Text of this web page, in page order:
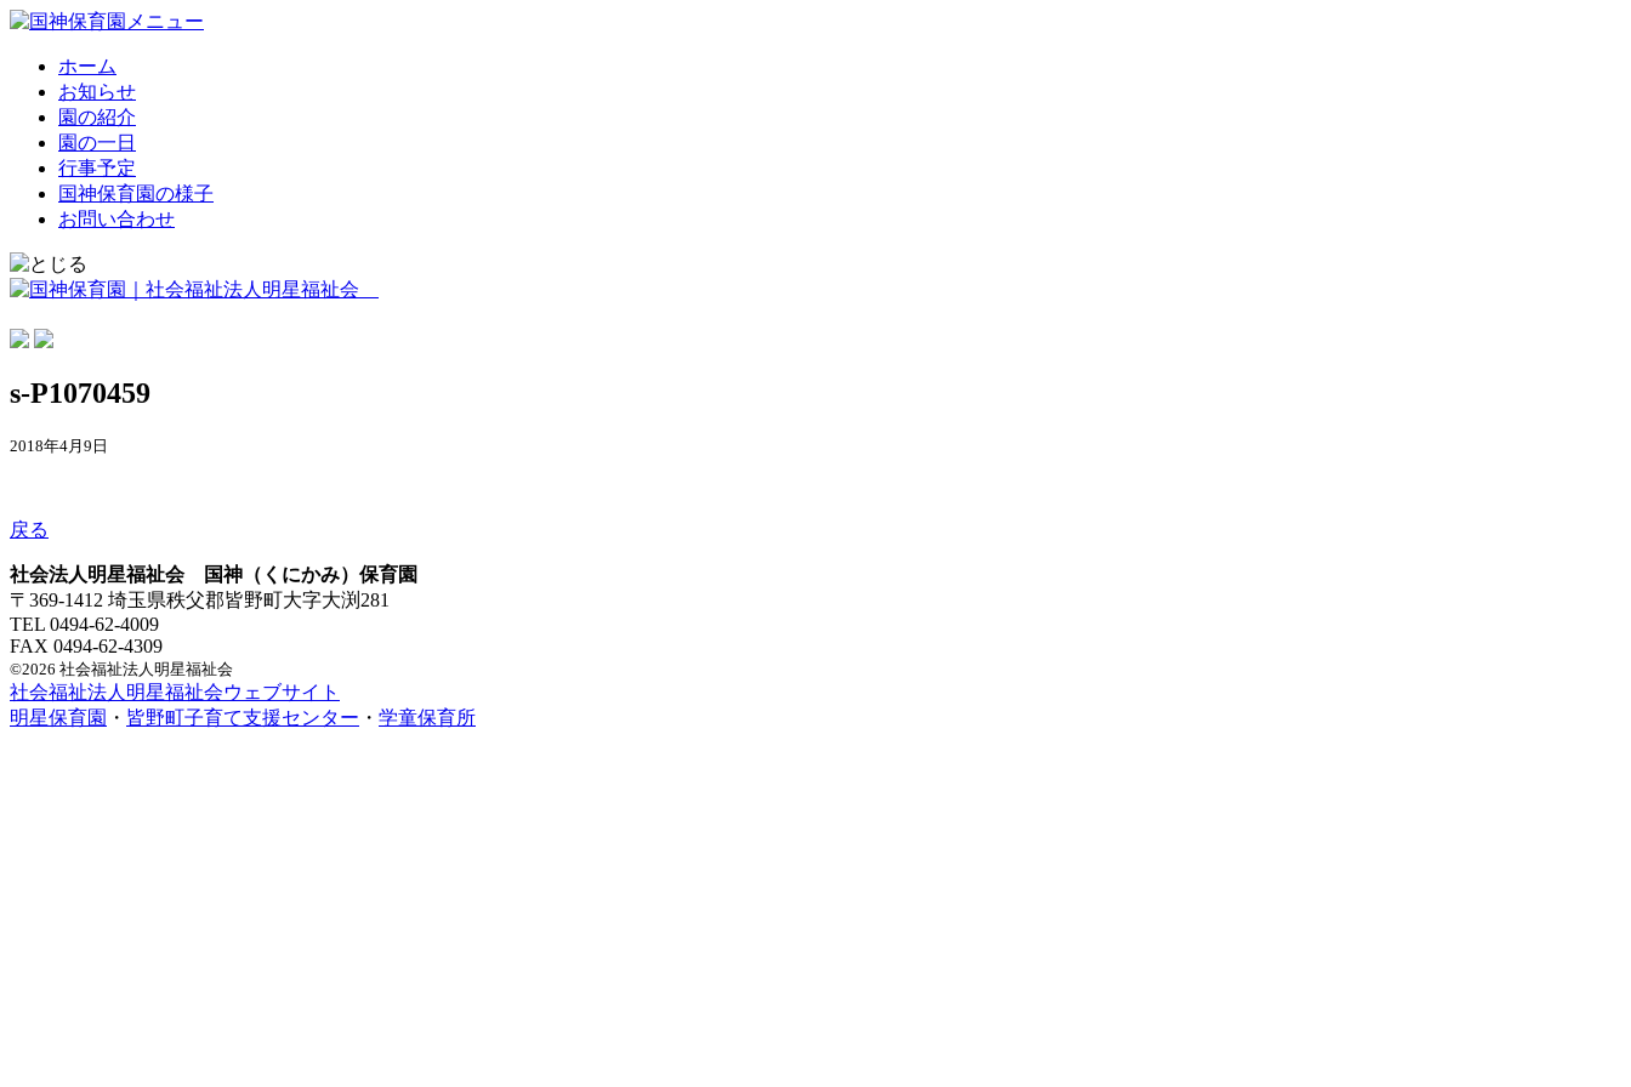
ホーム
お知らせ
園の紹介
園の一日
行事予定
国神保育園の様子
お問い合わせ
s-P1070459
2018年4月9日
戻る
社会法人明星福祉会 国神（くにかみ）保育園
〒369-1412 埼玉県秩父郡皆野町大字大渕281
TEL 0494-62-4009
FAX 0494-62-4309
©2026 社会福祉法人明星福祉会
社会福祉法人明星福祉会ウェブサイト
明星保育園 ・ 皆野町子育て支援センター ・ 学童保育所